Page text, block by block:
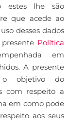
estes lhe são
que acede ao
desses dados
Política
em
A presente
o objetivo do
com respeito a
em como pode
aos seus